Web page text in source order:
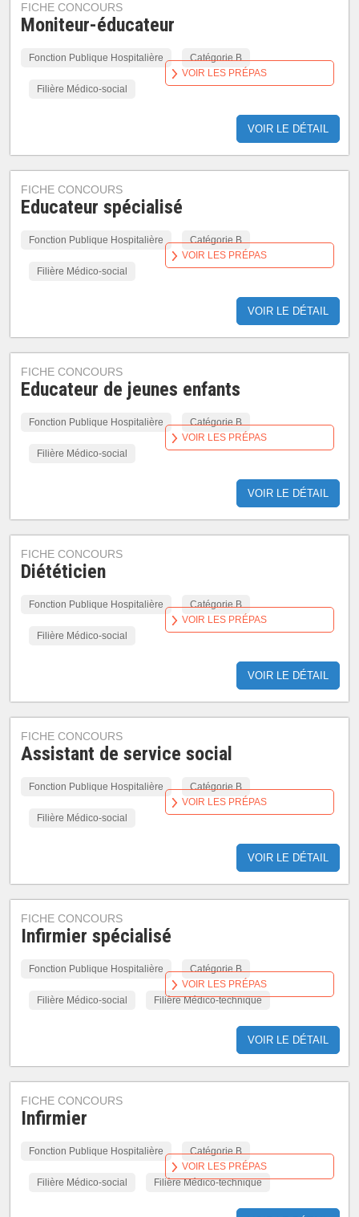
FICHE CONCOURS
Moniteur-éducateur
Fonction Publique Hospitalière Catégorie B
Filière Médico-social
VOIR LE DÉTAIL
VOIR LES PRÉPAS
FICHE CONCOURS
Educateur spécialisé
Fonction Publique Hospitalière Catégorie B
Filière Médico-social
VOIR LE DÉTAIL
VOIR LES PRÉPAS
FICHE CONCOURS
Educateur de jeunes enfants
Fonction Publique Hospitalière Catégorie B
Filière Médico-social
VOIR LE DÉTAIL
VOIR LES PRÉPAS
FICHE CONCOURS
Diététicien
Fonction Publique Hospitalière Catégorie B
Filière Médico-social
VOIR LE DÉTAIL
VOIR LES PRÉPAS
FICHE CONCOURS
Assistant de service social
Fonction Publique Hospitalière Catégorie B
Filière Médico-social
VOIR LE DÉTAIL
VOIR LES PRÉPAS
FICHE CONCOURS
Infirmier spécialisé
Fonction Publique Hospitalière Catégorie B
Filière Médico-social Filière Médico-technique
VOIR LE DÉTAIL
VOIR LES PRÉPAS
FICHE CONCOURS
Infirmier
Fonction Publique Hospitalière Catégorie B
Filière Médico-social Filière Médico-technique
VOIR LES PRÉPAS